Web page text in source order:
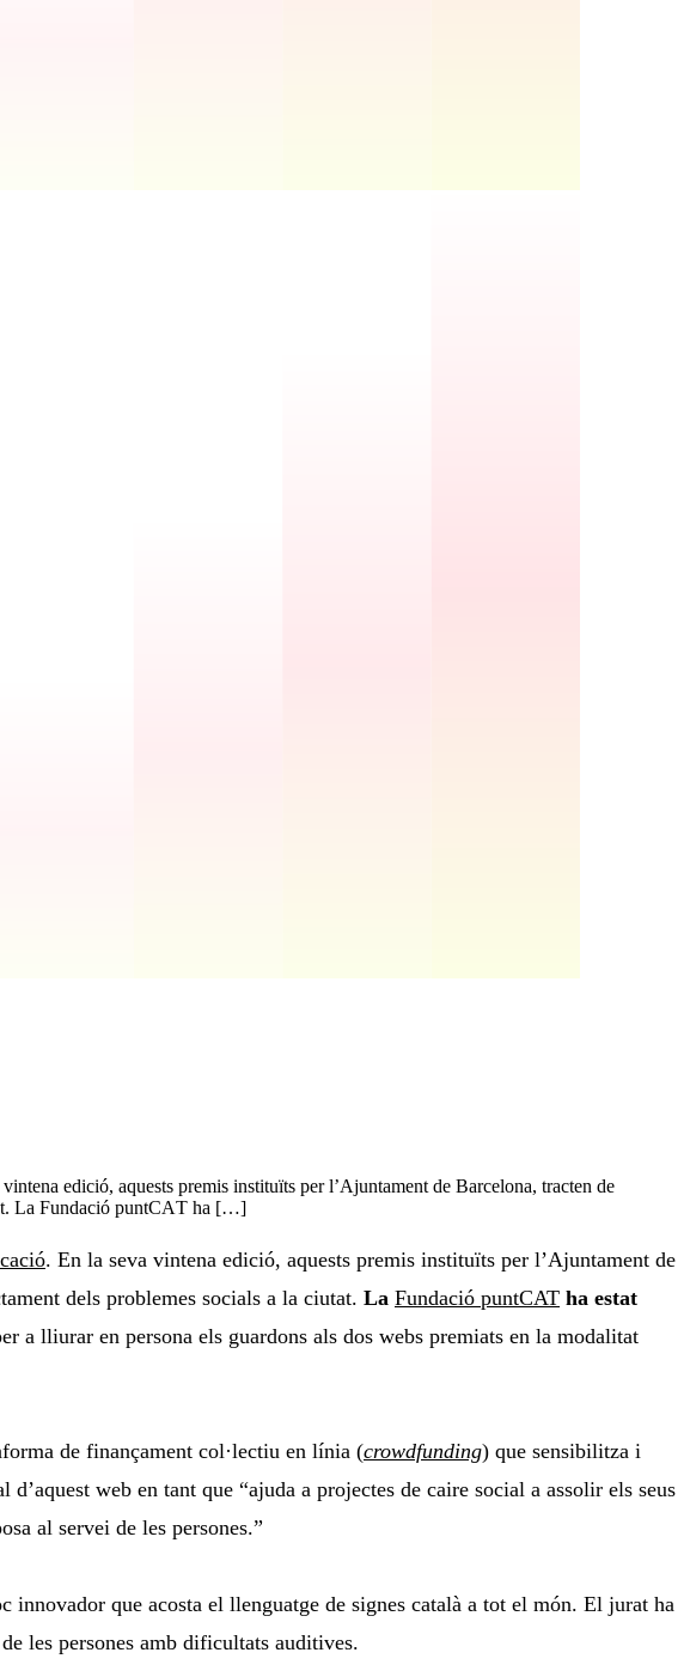
edició, aquests premis instituïts per l’Ajuntament de Barcelona, tracten de
La Fundació puntCAT ha […]
. En la seva vintena edició, aquests premis instituïts per l’Ajuntament de
dels problemes socials a la ciutat. La Fundació puntCAT ha estat
a lliurar en persona els guardons als dos webs premiats en la modalitat
de finançament col·lectiu en línia (crowdfunding) que sensibilitza i
web en tant que “ajuda a projectes de caire social a assolir els seus
al servei de les persones.”
innovador que acosta el llenguatge de signes català a tot el món. El jurat ha
les persones amb dificultats auditives.